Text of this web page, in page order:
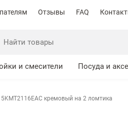
Отзывы FAQ
и смесители Посуда и
кремовый на 2 ломтика